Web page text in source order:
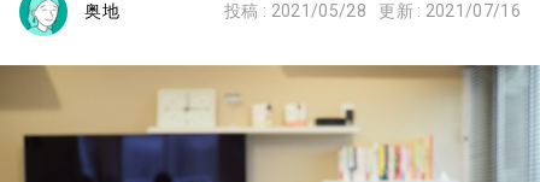
奥地 投稿 : 2021/05/28 更新 : 2021/07/16